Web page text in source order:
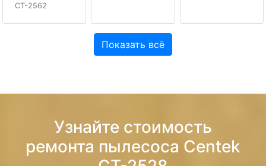
CT-2562
Показать всё
Узнайте стоимость
ремонта пылесоса Centek